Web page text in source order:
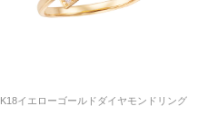
K18イエローゴールドダイヤモンドリング